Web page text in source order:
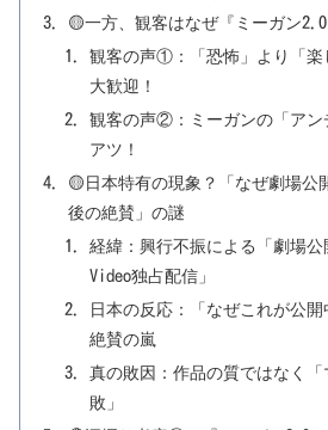
🟡一方、観客はなぜ『ミーガン
観客の声①：「恐怖」より「楽
大歓迎！
観客の声②：ミーガンの「アン
アツ！
🟡日本特有の現象？「なぜ劇場公
後の絶賛」の謎
経緯：興行不振による「劇場公
Video独占配信」
日本の反応：「なぜこれが公
絶賛の嵐
真の敗因：作品の質ではなく
敗」